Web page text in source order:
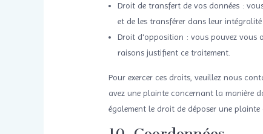
Droit de transfert de vos données :
et de les transférer dans leur
Droit d'opposition : vous pouvez vous
raisons justifient ce traitement.
Pour exercer ces droits, veuillez nous
avez une plainte concernant la manière
également le droit de déposer une